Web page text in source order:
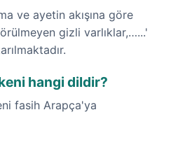
ve ayetin akışına göre
gizli varlıklar,…...'
hangi dildir?
fasih Arapça'ya